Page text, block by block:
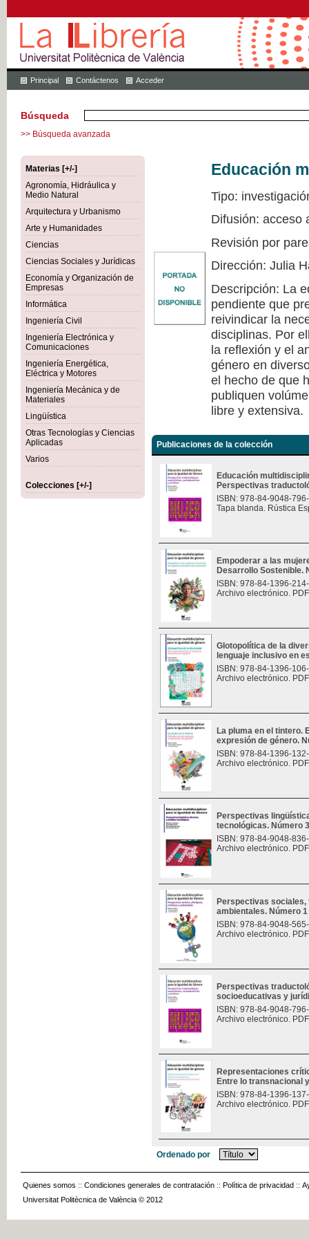
Principal Contáctenos Acceder
Búsqueda
>> Búsqueda avanzada
Materias [+/-]
Agronomía, Hidráulica y
Medio Natural
Arquitectura y Urbanismo
Arte y Humanidades
Ciencias
Ciencias Sociales y Jurídicas
Economía y Organización de
Empresas
Informática
Ingeniería Civil
Ingeniería Electrónica y
Comunicaciones
Ingeniería Energética,
Eléctrica y Motores
Ingeniería Mecánica y de
Materiales
Lingüística
Otras Tecnologías y Ciencias
Aplicadas
Varios
Colecciones [+/-]
Educación
Tipo:
Difusión: acceso
Revisión por
Dirección: Julia
Descripción: La
pendiente que
reivindicar la
disciplinas. Por
la reflexión y el
género en
el hecho de que
publiquen
libre y extensiva.
Publicaciones de la colección
Educación
Perspectivas
ISBN: 978-84-9048-
Tapa blanda. Rústica
Empoderar a las
Desarrollo Sostenible.
ISBN: 978-84-1396-
Archivo electrónico.
Glotopolítica de la
lenguaje inclusivo en
ISBN: 978-84-1396-
Archivo electrónico.
La pluma en el tintero.
expresión de género.
ISBN: 978-84-1396-
Archivo electrónico.
Perspectivas
tecnológicas. Número 3
ISBN: 978-84-9048-
Archivo electrónico.
Perspectivas
ambientales. Número 1
ISBN: 978-84-9048-
Archivo electrónico.
Perspectivas
socioeducativas y
ISBN: 978-84-9048-
Archivo electrónico.
Representaciones
Entre lo transnacional
ISBN: 978-84-1396-
Archivo electrónico.
Ordenado por
Quienes somos :: Condiciones generales de contratación :: Política de privacidad ::
Universitat Politècnica de València © 2012